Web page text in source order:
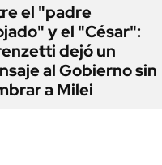
el "padre
y el "César":
dejó un
al Gobierno sin
a Milei